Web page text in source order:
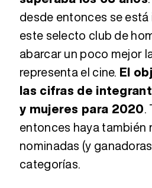
desde entonces se
este selecto club de
abarcar un poco mejor
representa el cine. El
las cifras de
y mujeres para 2020.
entonces haya también
nominadas (y
categorías.